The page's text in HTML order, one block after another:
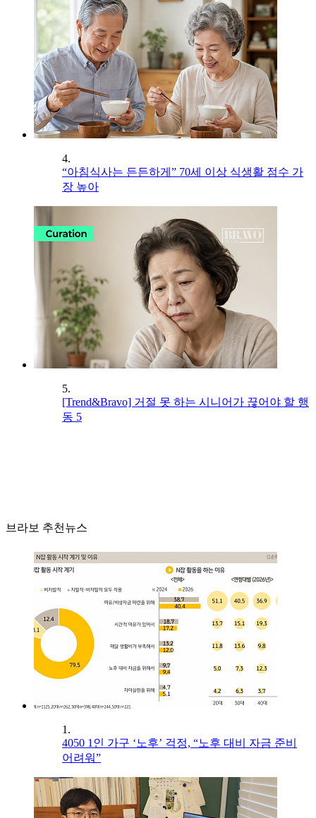
4.
“아침식사는 든든하게” 70세 이상 식생활 점수 가
장 높아
5.
[Trend&Bravo] 거절 못 하는 시니어가 끊어야 할 행
동 5
브라보 추천뉴스
1.
4050 1인 가구 ‘노후’ 걱정, “노후 대비 자금 준비
어려워”